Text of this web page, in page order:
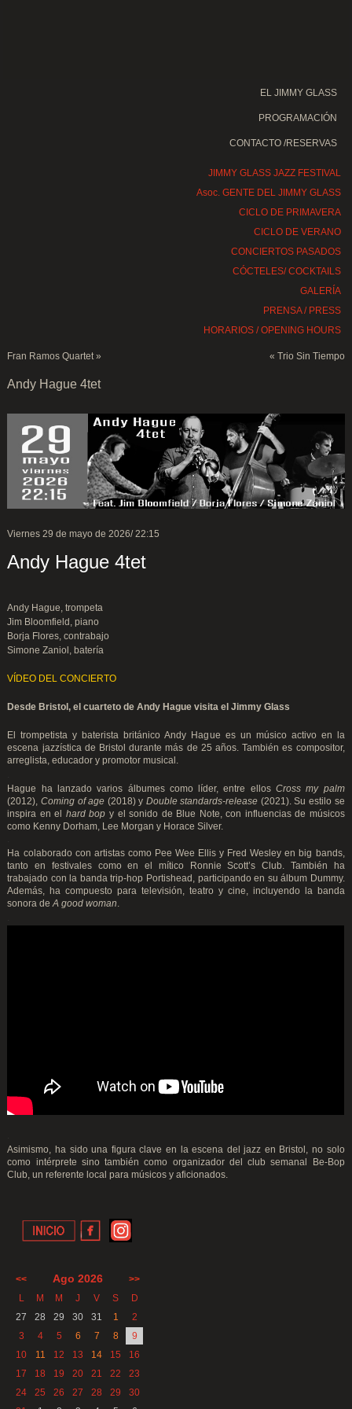
EL JIMMY GLASS
PROGRAMACIÓN
CONTACTO /RESERVAS
JIMMY GLASS JAZZ FESTIVAL
Asoc. GENTE DEL JIMMY GLASS
CICLO DE PRIMAVERA
CICLO DE VERANO
CONCIERTOS PASADOS
CÓCTELES/ COCKTAILS
GALERÍA
PRENSA / PRESS
HORARIOS / OPENING HOURS
Fran Ramos Quartet» « Trio Sin Tiempo
Andy Hague 4tet
Viernes 29 de mayo de 2026/ 22:15
Andy Hague 4tet
Andy Hague, trompeta
Jim Bloomfield, piano
Borja Flores, contrabajo
Simone Zaniol, batería
VÍDEO DEL CONCIERTO
Desde Bristol, el cuarteto de Andy Hague visita el Jimmy Glass
El trompetista y baterista británico Andy Hague es un músico activo en la
escena jazzística de Bristol durante más de 25 años. También es compositor,
arreglista, educador y promotor musical.
Hague ha lanzado varios álbumes como líder, entre ellos Cross my palm
(2012),Coming of age (2018) y Double standards-release (2021). Su estilo se
inspira en el hard bop y el sonido de Blue Note, con influencias de músicos
como Kenny Dorham, Lee Morgan y Horace Silver.
Ha colaborado con artistas como Pee Wee Ellis y Fred Wesley en big bands,
tanto en festivales como en el mítico Ronnie Scott’s Club. También ha
trabajado con la banda trip-hop Portishead, participando en su álbum Dummy.
Además, ha compuesto para televisión, teatro y cine, incluyendo la banda
sonora deA good woman.
Asimismo, ha sido una figura clave en la escena del jazz en Bristol, no solo
como intérprete sino también como organizador del club semanal Be-Bop
Club, un referente local para músicos y aficionados.
<< Ago 2026
>>
L
M M J V S
D
27
28 29 30 31 1
2
3
4 5 6 7 8
9
10
11 12 13 14 15
16
17
18 19 20 21 22
23
24
25 26 27 28 29
30